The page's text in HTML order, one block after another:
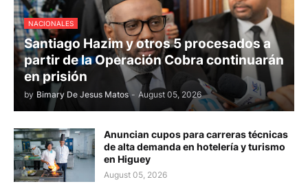
NACIONALES
Santiago Hazim y otros 5 procesados a
partir de la Operación Cobra continuarán
en prisión
by Bimary De Jesus Matos - August 05, 2026
Anuncian cupos para carreras técnicas
de alta demanda en hotelería y turismo
en Higuey
August 05, 2026